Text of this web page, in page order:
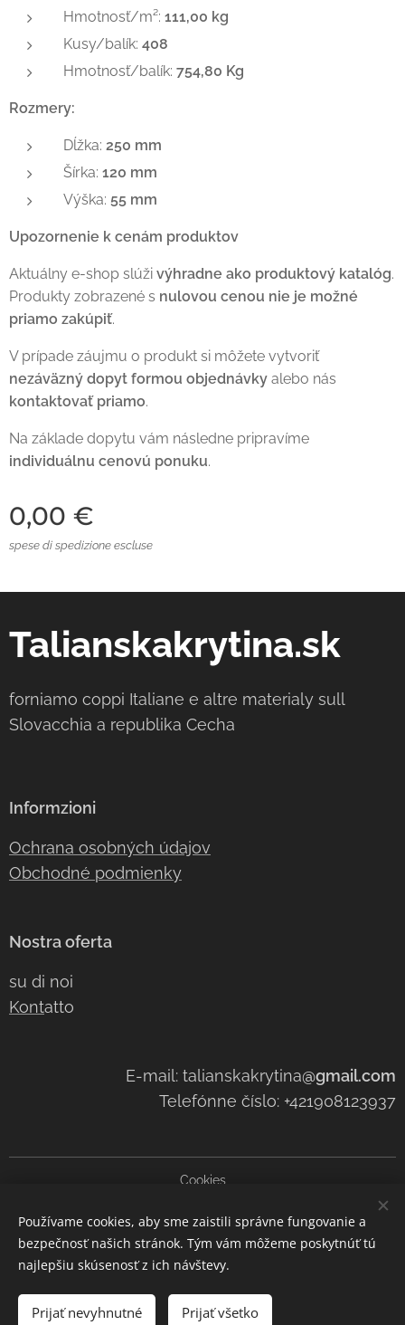
Hmotnosť/m²: 111,00 kg
Kusy/balík: 408
Hmotnosť/balík: 754,80 Kg
Rozmery:
Dĺžka: 250 mm
Šírka: 120 mm
Výška: 55 mm
Upozornenie k cenám produktov
Aktuálny e-shop slúži výhradne ako produktový katalóg.
Produkty zobrazené s nulovou cenou nie je možné
priamo zakúpiť.
V prípade záujmu o produkt si môžete vytvoriť
nezáväzný dopyt formou objednávky alebo nás
kontaktovať priamo.
Na základe dopytu vám následne pripravíme
individuálnu cenovú ponuku.
0,00 €
spese di spedizione escluse
Aggiungi al carrello
Talianskakrytina.sk
forniamo coppi Italiane e altre materialy sull
Slovacchia a republika Cecha
Informzioni
Ochrana osobných údajov
Obchodné podmienky
Nostra oferta
su di noi
Kontatto
E-mail: talianskakrytina@gmail.com
Telefónne číslo: +421908123937
Cookies
Lingue
Slovenčina
Čeština Italiano
Používame cookies, aby sme zaistili správne fungovanie a
bezpečnosť našich stránok. Tým vám môžeme poskytnúť tú
najlepšiu skúsenosť z ich návštevy.
Prijať nevyhnutné Prijať všetko